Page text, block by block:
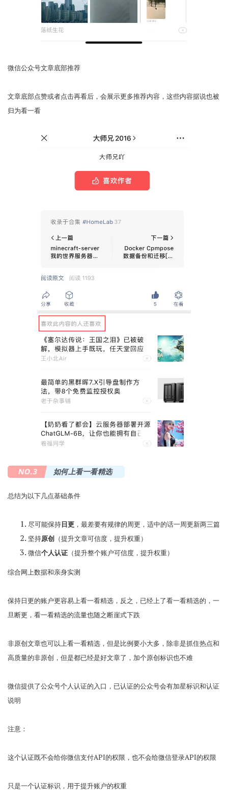
微信公众号文章底部推荐
文章底部点赞或者点击再看后，会展示更多推荐内容，这些内容据说也被
归为看一看
NO.3 如何上看一看精选
总结为以下几点基础条件
尽可能保持日更 ，最差要有规律的周更，适中的话一周更新两三篇
坚持原创 （提升文章可信度，提升权重）
微信个人认证 （提升整个账户可信度，提升权重）
综合网上数据和亲身实测
保持日更的账户更容易上看一看精选，反之，已经上了看一看精选的，一
旦断更，看一看精选的流量也随之断崖式下跌
非原创文章也可以上看一看精选，但是比例要小大多，除非是抓住热点和
高质量的非原创，但是都已经是好文章了，加个原创标识也不难
微信提供了公众号个人认证的入口，已认证的公众号会有加星标识和认证
说明
注意：
这个认证既不会给你微信支付API的权限，也不会给微信登录API的权限
只是一个认证标识，用于提升账户的权重